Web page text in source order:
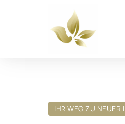
IHR WEG ZU NEUER